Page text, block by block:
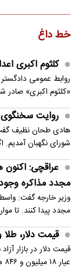
خط داغ
کلثوم اکبری
«کلثوم اکبری» صادر
روایت سخنگوی
هادی طحان نظیف گفت:
شورای نگهبان آمدیم.
عراقچی: اکنون
مجدد مذاکره
وزیر خارجه گفت:
مجدد پیدا کنند. تا
قیمت دلار، طلا و
عیار ۱۸ میلیون و ۸۴۶ هزار تومان شد